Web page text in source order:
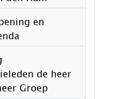
en
de heer
Groep